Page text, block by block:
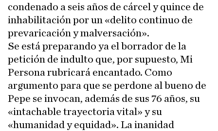
condenado a seis años de cárcel y quince de
inhabilitación por un «delito continuo de
prevaricación y malversación».
Se está preparando ya el borrador de la
petición de indulto que, por supuesto, Mi
Persona rubricará encantado. Como
argumento para que se perdone al bueno de
Pepe se invocan, además de sus 76 años, su
«intachable trayectoria vital» y su
«humanidad y equidad». La inanidad